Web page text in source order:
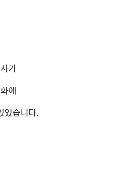
가
에
었습니다.